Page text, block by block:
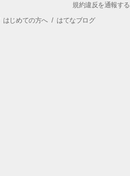
規約違反を通報する
はじめての方へ/ はてなブログ